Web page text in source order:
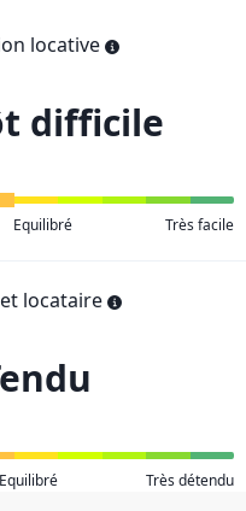
locative
difficile
Equilibré Très facile
locataire
Equilibré Très détendu